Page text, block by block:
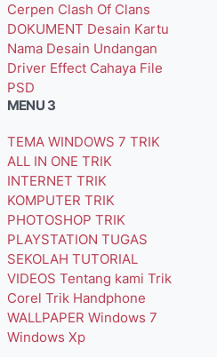
Cerpen Clash Of Clans
DOKUMENT Desain Kartu
Nama Desain Undangan
Driver Effect Cahaya File
PSD
MENU 3
TEMA WINDOWS 7 TRIK
ALL IN ONE TRIK
INTERNET TRIK
KOMPUTER TRIK
PHOTOSHOP TRIK
PLAYSTATION TUGAS
SEKOLAH TUTORIAL
VIDEOS Tentang kami Trik
Corel Trik Handphone
WALLPAPER Windows 7
Windows Xp